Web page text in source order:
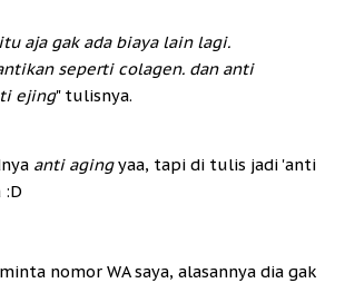
aja gak ada biaya lain lagi.
seperti colagen. dan anti
ejing" tulisnya.
anti agingyaa, tapi di tulis jadi 'anti
:D
nomor WA saya, alasannya dia gak